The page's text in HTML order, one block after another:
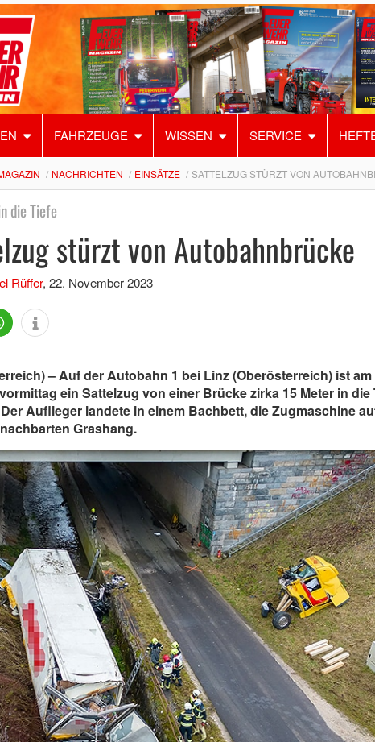
FAHRZEUGE WISSEN SERVICE
NACHRICHTEN EINSÄTZE SATTELZUG STÜRZT VON
die Tiefe
stürzt von Autobahnbrücke
Rüffer, 22. November 2023
– Auf der Autobahn 1 bei Linz (Oberösterreich) ist am
ein Sattelzug von einer Brücke zirka 15 Meter in die
Auflieger landete in einem Bachbett, die Zugmaschine
Grashang.